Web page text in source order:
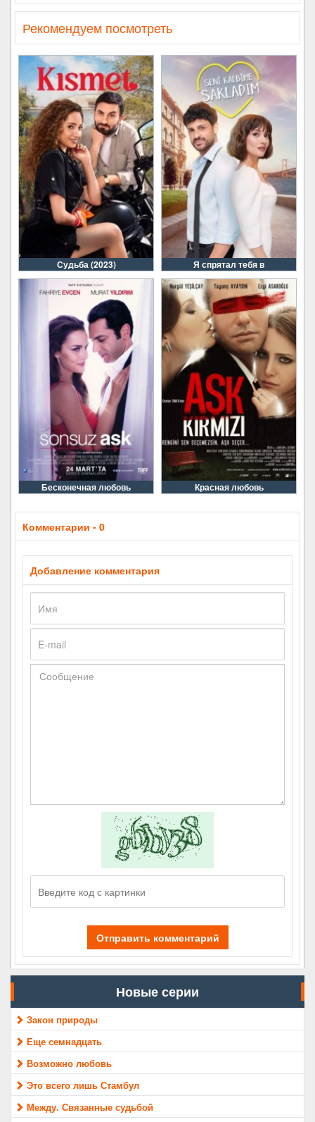
Рекомендуем посмотреть
Судьба (2023) Я спрятал тебя в
Бесконечная любовь Красная любовь
Комментарии - 0
Добавление комментария
Отправить комментарий
Новые серии
Закон природы
Еще семнадцать
Возможно любовь
Это всего лишь Стамбул
Между. Связанные судьбой